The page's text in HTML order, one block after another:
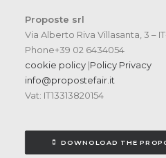
Proposte srl
Via Alberto Riva Villasanta, 3 –
Phone+39 02 6434054
cookie policy |Policy Privacy
info@propostefair.it
Vat: IT13313820154
DOWNOLOAD THE